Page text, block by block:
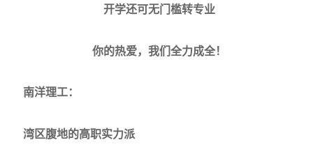
开学还可无门槛转专业
你的热爱，我们全力成全！
南洋理工：
湾区腹地的高职实力派